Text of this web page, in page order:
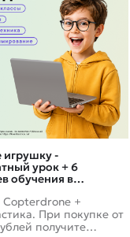
игрушку -
урок + 6
обучения в
+
При покупке от
получите